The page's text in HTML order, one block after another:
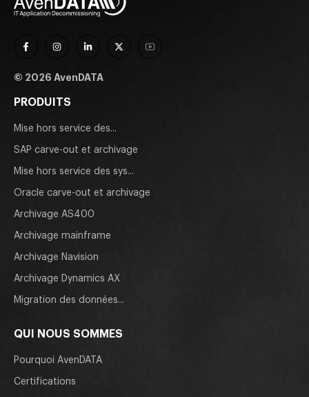
© 2026 AvenDATA
PRODUITS
Mise hors service des...
SAP carve-out et archivage
Mise hors service des sys...
Oracle carve-out et archivage
Archivage AS400
Archivage mainframe
Archivage Navision
Archivage Dynamics AX
Migration des données...
QUI NOUS SOMMES
Pourquoi AvenDATA
Certifications